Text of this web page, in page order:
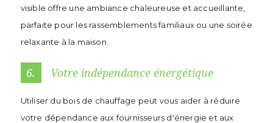
visible offre une ambiance chaleureuse et accueillante,
parfaite pour les rassemblements familiaux ou une soirée
relaxante à la maison.
6. Votre indépendance énergétique
Utiliser du bois de chauffage peut vous aider à réduire
votre dépendance aux fournisseurs d'énergie et aux